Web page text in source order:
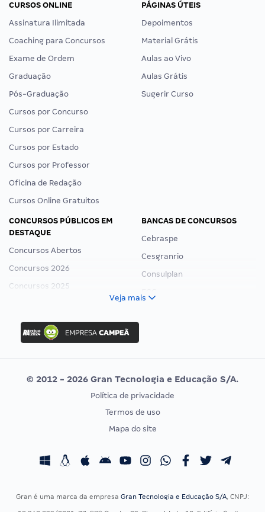
CURSOS ONLINE
Assinatura Ilimitada
Coaching para Concursos
Exame de Ordem
Graduação
Pós-Graduação
Cursos por Concurso
Cursos por Carreira
Cursos por Estado
Cursos por Professor
Oficina de Redação
Cursos Online Gratuitos
PÁGINAS ÚTEIS
Depoimentos
Material Grátis
Aulas ao Vivo
Aulas Grátis
Sugerir Curso
CONCURSOS PÚBLICOS EM
DESTAQUE
Concursos Abertos
Concursos 2026
Concursos 2025
Concurso Ibama
Concurso MPU
Editais publicados
BANCAS DE CONCURSOS
Cebraspe
Cesgranrio
Consulplan
Vunesp
CONCURSOS POR PROFISSÃO
Concursos Fiscais
EXAME DE ORDEM
Calendário OAB
Veja mais
© 2012 - 2026 Gran Tecnologia e Educação S/A.
Política de privacidade
Termos de uso
Mapa do site
Gran é uma marca da empresa Gran Tecnologia e Educação S/A, CNPJ: